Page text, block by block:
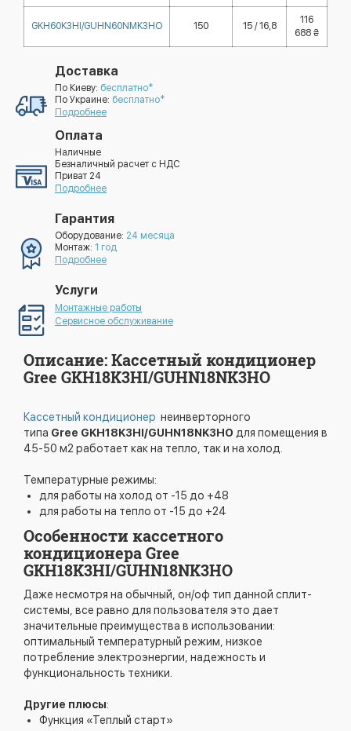
GKH60K3HI/GUHN60NMK3HO 150 15 / 16,8
116
688 ₴
Доставка
По Киеву: бесплатно*
По Украине: бесплатно*
Подробнее
Оплата
Наличные
Безналичный расчет с НДС
Приват 24
Подробнее
Гарантия
Оборудование: 24 месяца
Монтаж: 1 год
Подробнее
Услуги
Монтажные работы
Сервисное обслуживание
Описание: Кассетный кондиционер
Gree GKH18K3HI/GUHN18NK3HO
Кассетный кондиционер неинверторного
типа Gree GKH18K3HI/GUHN18NK3HO для помещения в
45-50 м2 работает как на тепло, так и на холод.
Температурные режимы:
для работы на холод от -15 до +48
для работы на тепло от -15 до +24
Особенности кассетного
кондиционера Gree
GKH18K3HI/GUHN18NK3HO
Даже несмотря на обычный, он/оф тип данной сплит-
системы, все равно для пользователя это дает
значительные преимущества в использовании:
оптимальный температурный режим, низкое
потребление электроэнергии, надежность и
функциональность техники.
Другие плюсы:
Функция «Теплый старт»